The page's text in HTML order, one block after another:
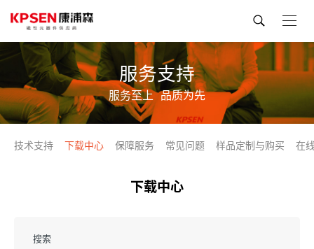
服务支持
服务至上 品质为先
技术支持 下载中心 保障服务 常见问题 样品定制与购买 在
下载中心
搜索